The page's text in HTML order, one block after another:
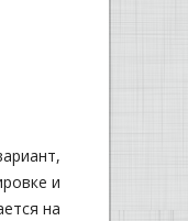
и
на